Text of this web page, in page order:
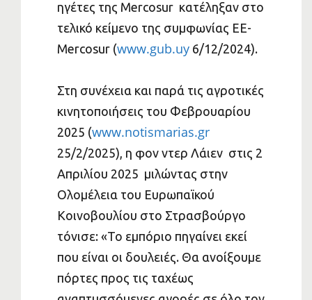
ηγέτες της Mercosur κατέληξαν στο
τελικό κείμενο της συμφωνίας ΕΕ-
Mercosur (www.gub.uy 6/12/2024).
Στη συνέχεια και παρά τις αγροτικές
κινητοποιήσεις του Φεβρουαρίου
2025 (www.notismarias.gr
25/2/2025), η φον ντερ Λάιεν στις 2
Απριλίου 2025 μιλώντας στην
Ολομέλεια του Ευρωπαϊκού
Κοινοβουλίου στο Στρασβούργο
τόνισε: «Το εμπόριο πηγαίνει εκεί
που είναι οι δουλειές. Θα ανοίξουμε
πόρτες προς τις ταχέως